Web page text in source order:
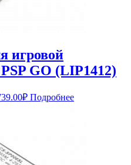
игровой
GO (LIP1412)
₽Текущая
цена:
Подробнее